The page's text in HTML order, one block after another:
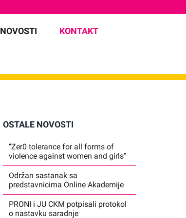
NOVOSTI KONTAKT
OSTALE NOVOSTI
‘’Zer0 tolerance for all forms of
violence against women and girls’’
Održan sastanak sa
predstavnicima Online Akademije
PRONI i JU CKM potpisali protokol
o nastavku saradnje